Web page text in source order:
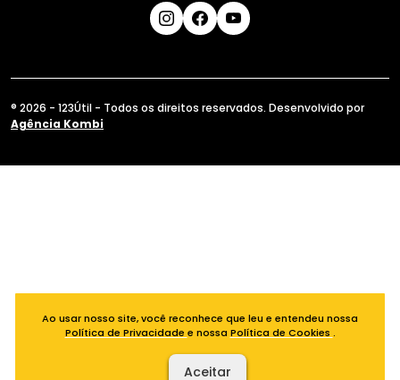
® 2026 - 123Útil - Todos os direitos reservados. Desenvolvido por
Agência Kombi
Ao usar nosso site, você reconhece que leu e entendeu nossa
Política de Privacidade e nossa Política de Cookies .
Aceitar